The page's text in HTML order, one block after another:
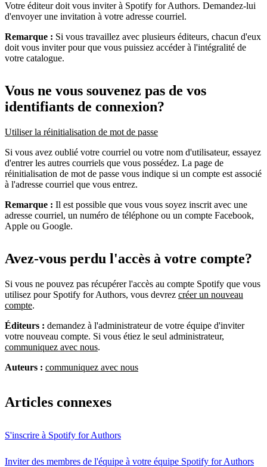
Votre éditeur doit vous inviter à Spotify for Authors. Demandez-lui
d'envoyer une invitation à votre adresse courriel.
Remarque : Si vous travaillez avec plusieurs éditeurs, chacun d'eux
doit vous inviter pour que vous puissiez accéder à l'intégralité de
votre catalogue.
Vous ne vous souvenez pas de vos
identifiants de connexion?
Utiliser la réinitialisation de mot de passe
Si vous avez oublié votre courriel ou votre nom d'utilisateur, essayez
d'entrer les autres courriels que vous possédez. La page de
réinitialisation de mot de passe vous indique si un compte est associé
à l'adresse courriel que vous entrez.
Remarque : Il est possible que vous vous soyez inscrit avec une
adresse courriel, un numéro de téléphone ou un compte Facebook,
Apple ou Google.
Avez-vous perdu l'accès à votre compte?
Si vous ne pouvez pas récupérer l'accès au compte Spotify que vous
utilisez pour Spotify for Authors, vous devrez créer un nouveau
compte.
Éditeurs : demandez à l'administrateur de votre équipe d'inviter
votre nouveau compte. Si vous étiez le seul administrateur,
communiquez avec nous.
Auteurs : communiquez avec nous
Articles connexes
S'inscrire à Spotify for Authors
Inviter des membres de l'équipe à votre équipe Spotify for Authors